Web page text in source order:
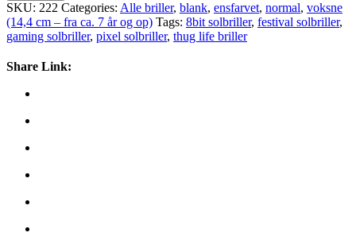
SKU: 222 Categories: Alle briller, blank, ensfarvet, normal, voksne
(14,4 cm – fra ca. 7 år og op) Tags: 8bit solbriller, festival solbriller,
gaming solbriller, pixel solbriller, thug life briller
Share Link: